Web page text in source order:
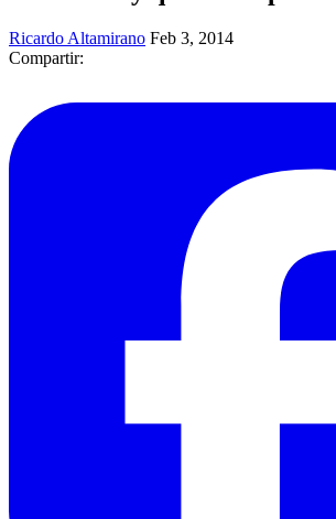
Ricardo Altamirano Feb 3, 2014
Compartir: